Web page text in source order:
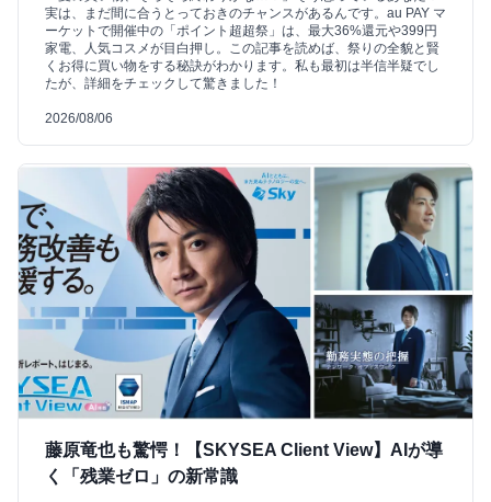
実は、まだ間に合うとっておきのチャンスがあるんです。au PAY マ
ーケットで開催中の「ポイント超超祭」は、最大36%還元や399円
家電、人気コスメが目白押し。この記事を読めば、祭りの全貌と賢
くお得に買い物をする秘訣がわかります。私も最初は半信半疑でし
たが、詳細をチェックして驚きました！
2026/08/06
藤原竜也も驚愕！【SKYSEA Client View】AIが導
く「残業ゼロ」の新常識